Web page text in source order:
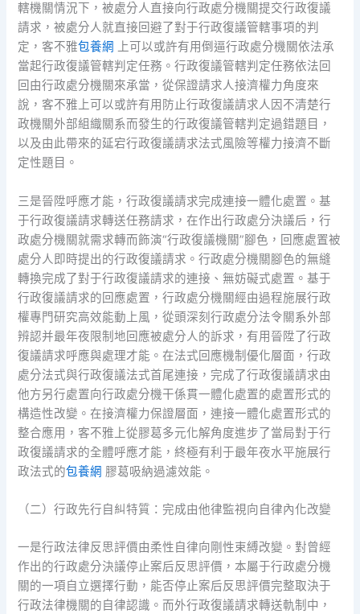
轄機關情況下，被處分人直接向行政處分機關提交行政復議
請求，被處分人就直接回避了對于行政復議管轄事項的判
定，客不雅包養網
上可以或許有用倒逼行政處分機關依法承
當起行政復議管轄判定任務。行政復議管轄判定任務依法回
回由行政處分機關來承當，從保證請求人接濟權力角度來
說，客不雅上可以或許有用防止行政復議請求人因不清楚行
政機關外部組織關系而發生的行政復議管轄判定過錯題目，
以及由此帶來的延宕行政復議請求法式風險等權力接濟不斷
定性題目。
三是晉陞呼應才能，行政復議請求完成連接一體化處置。基
于行政復議請求轉送任務請求，在作出行政處分決議后，行
政處分機關就需求轉而飾演“行政復議機關”腳色，回應處置被
處分人即時提出的行政復議請求。行政處分機關腳色的無縫
轉換完成了對于行政復議請求的連接、無妨礙式處置。基于
行政復議請求的回應處置，行政處分機關經由過程施展行政
權專門研究高效能動上風，從頭深刻行政處分法令關系外部
辨認并最年夜限制地回應被處分人的訴求，有用晉陞了行政
復議請求呼應與處理才能。在法式回應機制優化層面，行政
處分法式與行政復議法式首尾連接，完成了行政復議請求由
他方另行處置向行政處分機干係貫一體化處置的處置形式的
構造性改變。在接濟權力保證層面，連接一體化處置形式的
整合應用，客不雅上從膠葛多元化解角度進步了當局對于行
政復議請求的全體呼應才能，終極有利于最年夜水平施展行
政法式的包養網 膠葛吸納過濾效能。
（二）行政先行自糾特質：完成由他律監視向自律內化改變
一是行政法律反思評價由柔性自律向剛性束縛改變。對曾經
作出的行政處分決議停止案后反思評價，本屬于行政處分機
關的一項自立選擇行動，能否停止案后反思評價完整取決于
行政法律機關的自律認識。而外行政復議請求轉送軌制中，